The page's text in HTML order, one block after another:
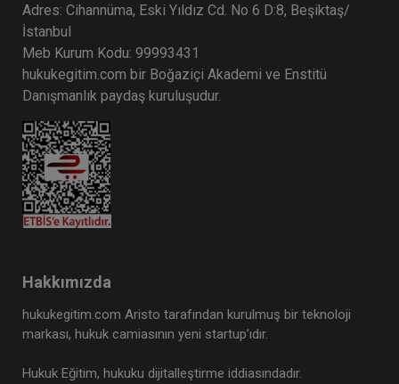
Adres: Cihannüma, Eski Yıldız Cd. No 6 D:8, Beşiktaş/
İstanbul
Meb Kurum Kodu: 99993431
hukukegitim.com bir Boğaziçi Akademi ve Enstitü
Danışmanlık paydaş kuruluşudur.
Hakkımızda
hukukegitim.com Aristo tarafından kurulmuş bir teknoloji
markası, hukuk camiasının yeni startup’ıdır.
Hukuk Eğitim, hukuku dijitalleştirme iddiasındadır.